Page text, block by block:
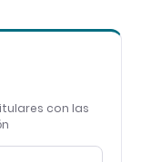
con las